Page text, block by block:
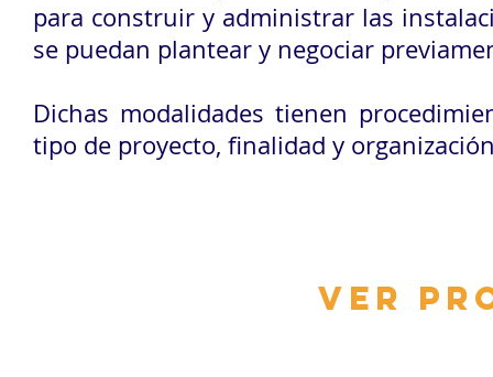
para construir y administrar las
se puedan plantear y negociar
Dichas modalidades tienen
tipo de proyecto, finalidad y
VER